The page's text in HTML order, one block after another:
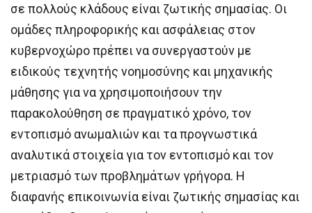
σε πολλούς κλάδους είναι ζωτικής σημασίας. Οι
ομάδες πληροφορικής και ασφάλειας στον
κυβερνοχώρο πρέπει να συνεργαστούν με
ειδικούς τεχνητής νοημοσύνης και μηχανικής
μάθησης για να χρησιμοποιήσουν την
παρακολούθηση σε πραγματικό χρόνο, τον
εντοπισμό ανωμαλιών και τα προγνωστικά
αναλυτικά στοιχεία για τον εντοπισμό και τον
μετριασμό των προβλημάτων γρήγορα. Η
διαφανής επικοινωνία είναι ζωτικής σημασίας και